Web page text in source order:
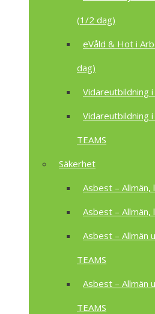
(1/2 dag)
eVåld & Hot i
dag)
Vidareutbildning
Vidareutbildning
TEAMS
Säkerhet
Asbest –
Asbest –
Asbest – Allmän
TEAMS
Asbest – Allmän
TEAMS